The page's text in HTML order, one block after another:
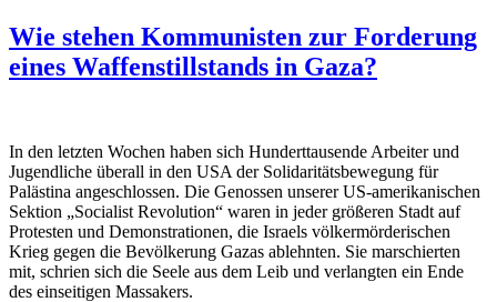
Wie stehen Kommunisten zur Forderung
eines Waffenstillstands in Gaza?
In den letzten Wochen haben sich Hunderttausende Arbeiter und
Jugendliche überall in den USA der Solidaritätsbewegung für
Palästina angeschlossen. Die Genossen unserer US-amerikanischen
Sektion „Socialist Revolution“ waren in jeder größeren Stadt auf
Protesten und Demonstrationen, die Israels völkermörderischen
Krieg gegen die Bevölkerung Gazas ablehnten. Sie marschierten
mit, schrien sich die Seele aus dem Leib und verlangten ein Ende
des einseitigen Massakers.